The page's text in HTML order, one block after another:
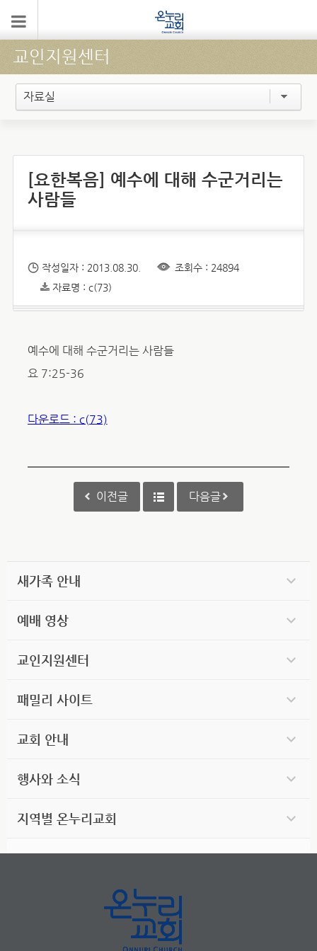
교인지원센터
자료실
[요한복음] 예수에 대해 수군거리는
사람들
작성일자 : 2013.08.30.
조회수 : 24894
자료명 : c(73)
예수에 대해 수군거리는 사람들
요 7:25-36
다운로드 : c(73)
이전글 다음글
새가족 안내
예배 영상
교인지원센터
패밀리 사이트
교회 안내
행사와 소식
지역별 온누리교회